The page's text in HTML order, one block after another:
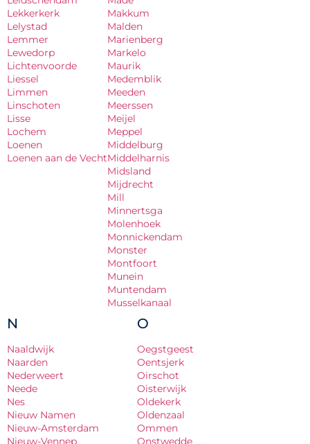
Lekkerkerk
Lelystad
Lemmer
Lewedorp
Lichtenvoorde
Liessel
Limmen
Linschoten
Lisse
Lochem
Loenen
Loenen aan de Vecht
Makkum
Malden
Marienberg
Markelo
Maurik
Medemblik
Meeden
Meerssen
Meijel
Meppel
Middelburg
Middelharnis
Midsland
Mijdrecht
Mill
Minnertsga
Molenhoek
Monnickendam
Monster
Montfoort
Munein
Muntendam
Musselkanaal
N
Naaldwijk
Naarden
Nederweert
Neede
Nes
Nieuw Namen
Nieuw-Amsterdam
Nieuw-Vennep
O
Oegstgeest
Oentsjerk
Oirschot
Oisterwijk
Oldekerk
Oldenzaal
Ommen
Onstwedde